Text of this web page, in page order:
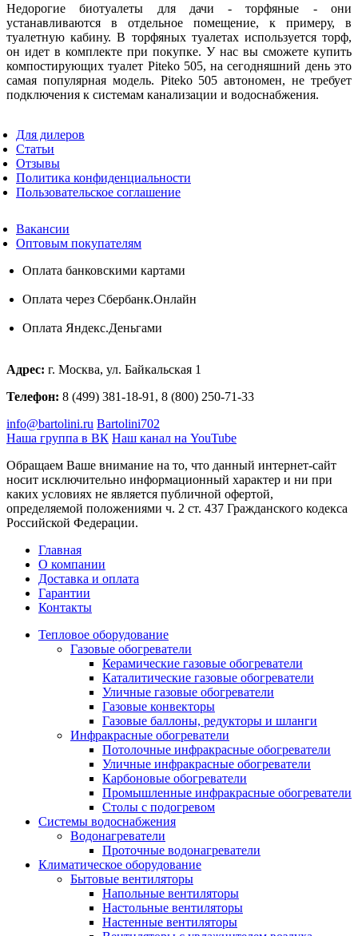
Недорогие биотуалеты для дачи - торфяные - они
устанавливаются в отдельное помещение, к примеру, в
туалетную кабину. В торфяных туалетах используется торф,
он идет в комплекте при покупке. У нас вы сможете купить
компостирующих туалет Piteko 505, на сегодняшний день это
самая популярная модель. Piteko 505 автономен, не требует
подключения к системам канализации и водоснабжения.
Для дилеров
Статьи
Отзывы
Политика конфиденциальности
Пользовательское соглашение
Вакансии
Оптовым покупателям
Оплата банковскими картами
Оплата через Сбербанк.Онлайн
Оплата Яндекс.Деньгами
Адрес: г. Москва, ул. Байкальская 1
Телефон: 8 (499) 381-18-91, 8 (800) 250-71-33
info@bartolini.ru Bartolini702
Наша группа в ВК Наш канал на YouTube
Обращаем Ваше внимание на то, что данный интернет-сайт
носит исключительно информационный характер и ни при
каких условиях не является публичной офертой,
определяемой положениями ч. 2 ст. 437 Гражданского кодекса
Российской Федерации.
Главная
О компании
Доставка и оплата
Гарантии
Контакты
Тепловое оборудование
Газовые обогреватели
Керамические газовые обогреватели
Каталитические газовые обогреватели
Уличные газовые обогреватели
Газовые конвекторы
Газовые баллоны, редукторы и шланги
Инфракрасные обогреватели
Потолочные инфракрасные обогреватели
Уличные инфракрасные обогреватели
Карбоновые обогреватели
Промышленные инфракрасные обогреватели
Столы с подогревом
Системы водоснабжения
Водонагреватели
Проточные водонагреватели
Климатическое оборудование
Бытовые вентиляторы
Напольные вентиляторы
Настольные вентиляторы
Настенные вентиляторы